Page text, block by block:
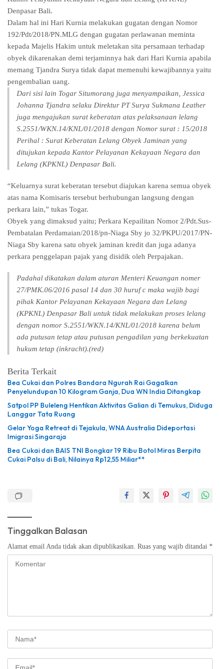
Denpasar Bali.
Dalam hal ini Hari Kurnia melakukan gugatan dengan Nomor
192/Pdt/2018/PN.MLG dengan gugatan perlawanan meminta
kepada Majelis Hakim untuk meletakan sita persamaan terhadap
obyek dikarenakan demi terjaminnya hak dari Hari Kurnia apabila
memang Tjandra Surya tidak dapat memenuhi kewajibannya yaitu
pengembalian uang.
Dari sisi lain Togar Situmorang juga menyampaikan, Jessica
Johanna Tjandra selaku Direktur PT Surya Sukmana Leather
juga mengajukan surat keberatan atas pelaksanaan lelang
S.2551/WKN.14/KNL/01/2018 dengan Nomor surat : 15/2018
Perihal : Surat Keberatan Lelang Obyek Jaminan yang
ditujukan kepada Kantor Pelayanan Kekayaan Negara dan
Lelang (KPKNL) Denpasar Bali.
“Keluarnya surat keberatan tersebut diajukan karena semua obyek
atas nama Komisaris tersebut berhubungan langsung dengan
perkara lain,” tukas Togar.
Obyek yang dimaksud yaitu; Perkara Kepailitan Nomor 2/Pdt.Sus-
Pembatalan Perdamaian/2018/pn-Niaga Sby jo 32/PKPU/2017/PN-
Niaga Sby karena satu obyek jaminan kredit dan juga adanya
perkara penggelapan pajak yang disidik oleh Perpajakan.
Padahal dikatakan dalam aturan Menteri Keuangan nomer
27/PMK.06/2016 pasal 14 dan 30 huruf c maka wajib bagi
pihak Kantor Pelayanan Kekayaan Negara dan Lelang
(KPKNL) Denpasar Bali untuk tidak melakukan proses lelang
dengan nomor S.2551/WKN.14/KNL/01/2018 karena belum
ada putusan tetap atau putusan pengadilan yang berkekuatan
hukum tetap (inkracht).(red)
Berita Terkait
Bea Cukai dan Polres Bandara Ngurah Rai Gagalkan
Penyelundupan 10 Kilogram Ganja, Dua WN India Ditangkap
Satpol PP Buleleng Hentikan Aktivitas Galian di Temukus, Diduga
Langgar Tata Ruang
Gelar Yoga Retreat di Tejakula, WNA Australia Dideportasi
Imigrasi Singaraja
Bea Cukai dan BAIS TNI Bongkar 19 Ribu Botol Miras Berpita
Cukai Palsu di Bali, Nilainya Rp12,55 Miliar**
Tinggalkan Balasan
Alamat email Anda tidak akan dipublikasikan. Ruas yang wajib ditandai *